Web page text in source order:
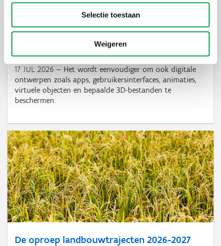
Selectie toestaan
Weigeren
De EU moderniseert het modellenrecht: wat
betekent dit voor jou?
17 JUL 2026
Het wordt eenvoudiger om ook digitale
ontwerpen zoals apps, gebruikersinterfaces, animaties,
virtuele objecten en bepaalde 3D-bestanden te
beschermen.
De oproep landbouwtrajecten 2026-2027